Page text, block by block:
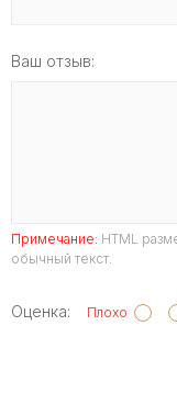
Ваш отзыв:
Примечание: HTML
обычный текст.
Оценка: Плохо